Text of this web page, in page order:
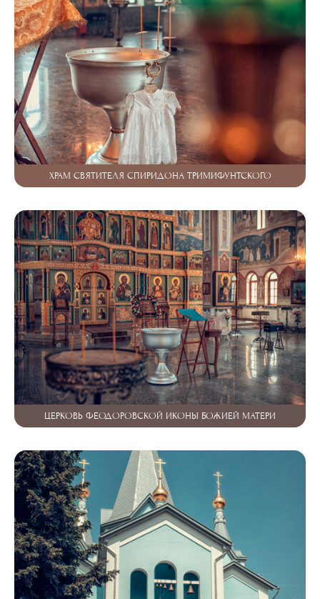
ХРАМ СВЯТИТЕЛЯ СПИРИДОНА ТРИМИФУНТСКОГО
ЦЕРКОВЬ ФЕОДОРОВСКОЙ ИКОНЫ БОЖИЕЙ МАТЕРИ